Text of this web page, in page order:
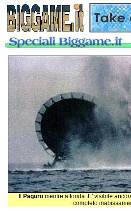
Paguromentre affonda. E' visibile
completo